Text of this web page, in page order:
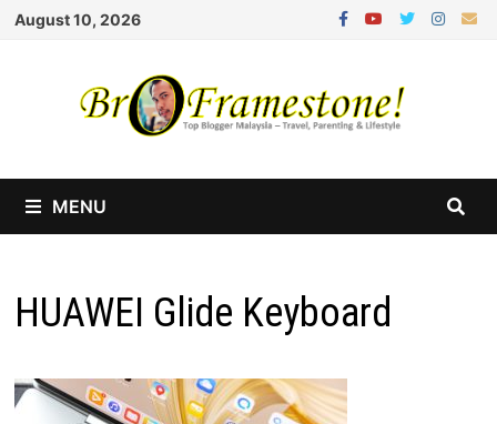
Skip
August 10, 2026
MENU
HUAWEI Glide Keyboard